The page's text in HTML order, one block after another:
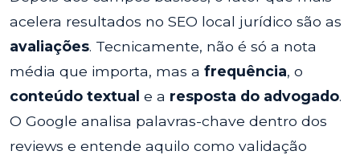
acelera resultados no SEO local jurídico são as
avaliações. Tecnicamente, não é só a nota
média que importa, mas a frequência, o
conteúdo textual e a resposta do advogado.
O Google analisa palavras-chave dentro dos
reviews e entende aquilo como validação